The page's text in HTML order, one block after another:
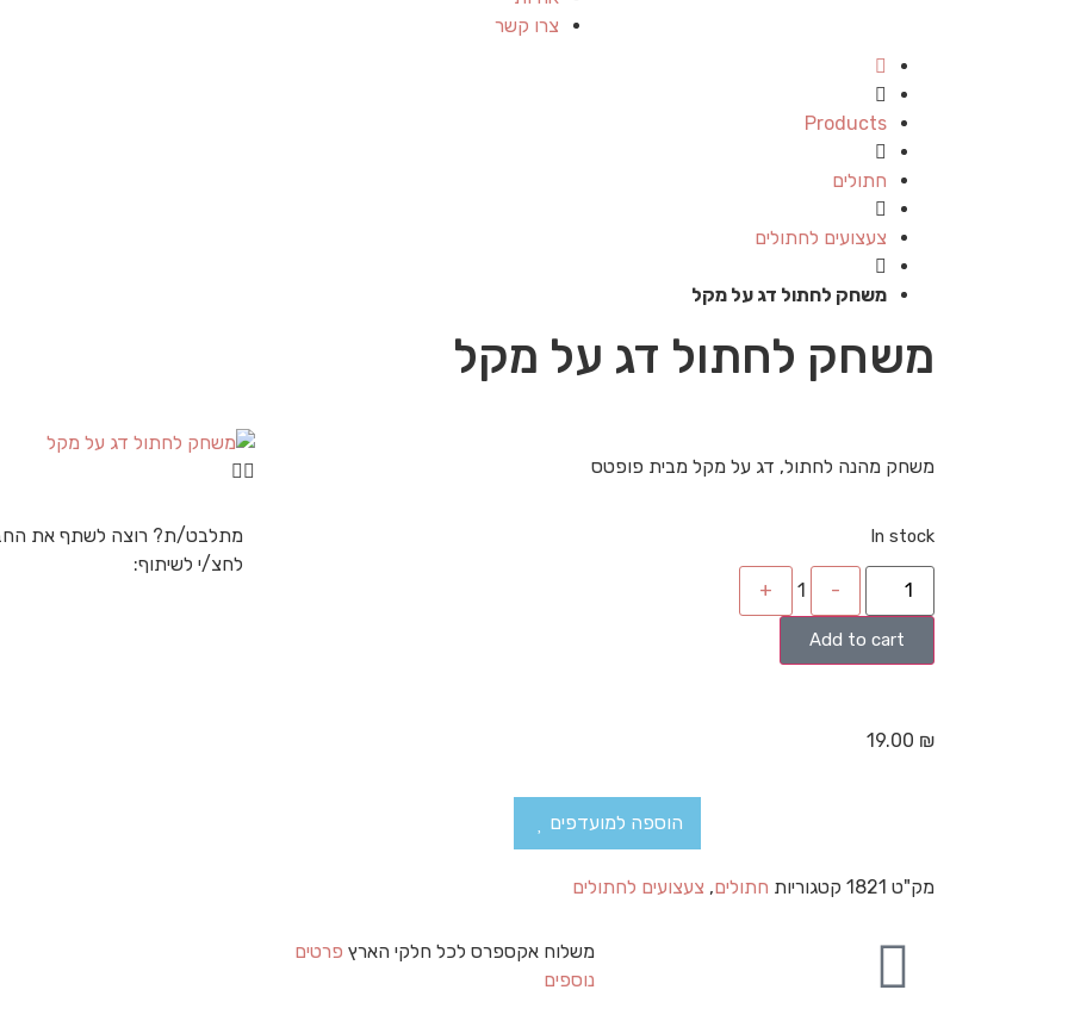
צרו קשר
Products
חתולים
צעצועים לחתולים
משחק לחתול דג על מקל
משחק לחתול דג על מקל
משחק מהנה לחתול, דג על מקל מבית פופטס
In stock
-
1
+
Add to cart
19.00 ₪
הוספה למועדפים
מק"ט 1821 קטגוריות חתולים, צעצועים לחתולים
משלוח אקספרס לכל חלקי הארץ פרטים
נוספים
מתלבט/ת? רוצה לשתף את
לחצ/י לשיתוף: